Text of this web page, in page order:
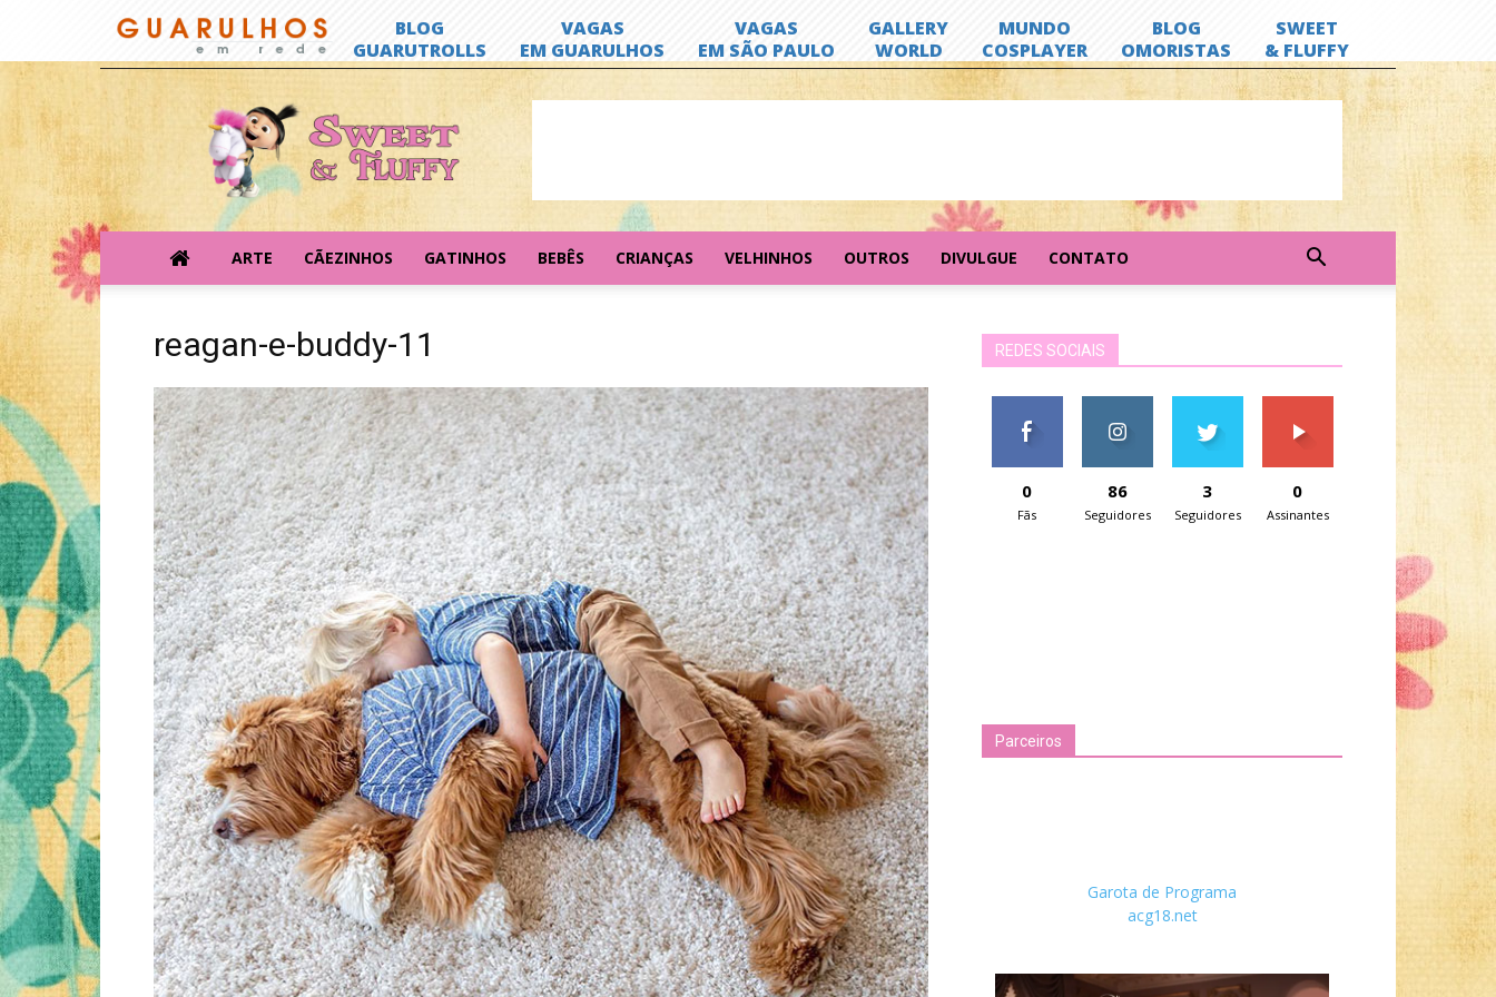
Sweet
&
Fluffy
ARTE CÃEZINHOS GATINHOS BEBÊS CRIANÇAS VELHINHOS OUTROS DIVULGUE CONTATO
reagan-e-buddy-11 REDES SOCIAIS
0
Fãs
86
Seguidores
3
Seguidores
0
Assinantes
Parceiros
Garota de Programa
acg18.net